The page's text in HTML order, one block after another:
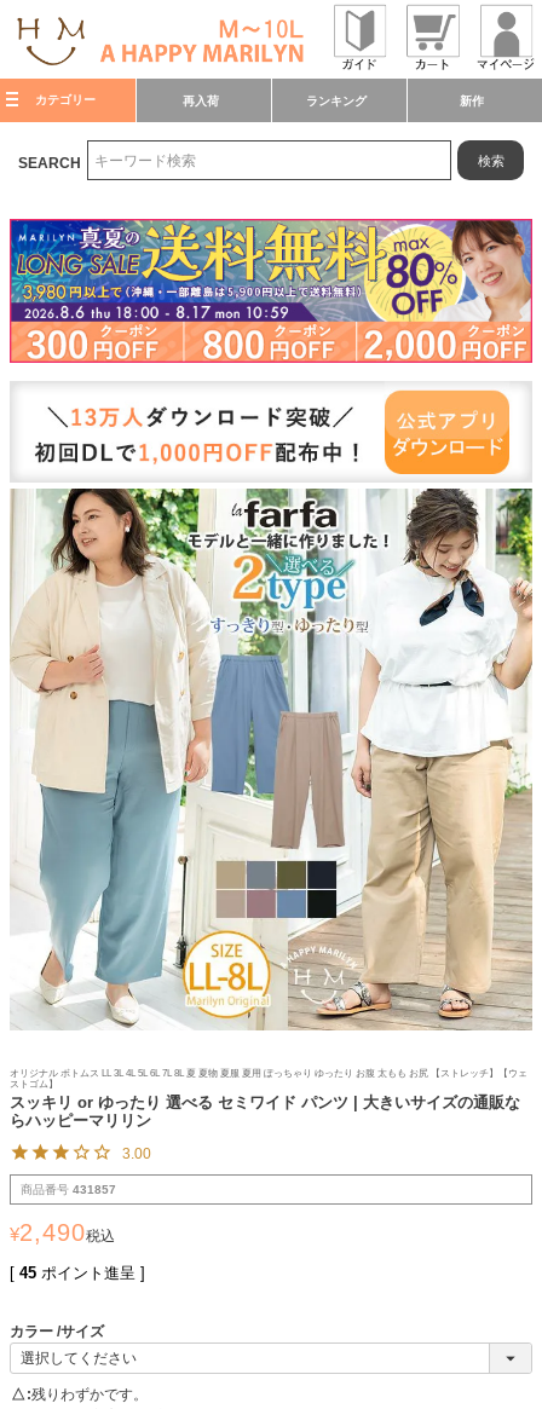
カテゴリー 再入荷 ランキング 新作
SEARCH 検索
オリジナル ボトムス LL 3L 4L 5L 6L 7L 8L 夏 夏物 夏服 夏用 ぽっちゃり ゆったり お腹 太もも お尻 【ストレッチ】【ウェ
ストゴム】
スッキリ or ゆったり 選べる セミワイド パンツ | 大きいサイズの通販な
らハッピーマリリン
3.00
商品番号 431857
¥2,490税込
[ 45 ポイント進呈 ]
カラー サイズ
△ 残りわずかです。